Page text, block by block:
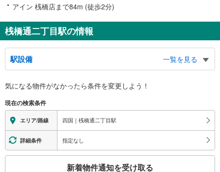
アイン 桟橋店まで84m (徒歩2分)
桟橋通二丁目駅の情報
駅設備
一覧を見る
※段差なしでの移動経路
地上⇔ホーム：×
気になる物件がなかったら条件を変更しよう！
現在の検索条件
エリア/路線 四国｜桟橋通二丁目駅
詳細条件 指定なし
新着物件通知を受け取る